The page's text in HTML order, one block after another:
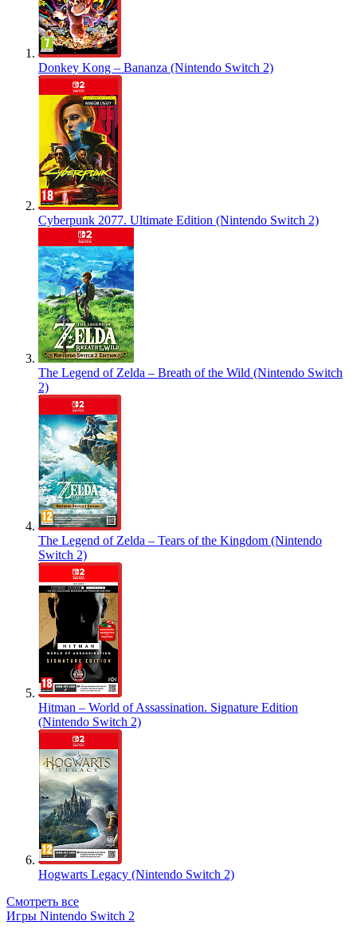
Donkey Kong – Bananza (Nintendo Switch 2)
Cyberpunk 2077. Ultimate Edition (Nintendo Switch 2)
The Legend of Zelda – Breath of the Wild (Nintendo Switch
2)
The Legend of Zelda – Tears of the Kingdom (Nintendo
Switch 2)
Hitman – World of Assassination. Signature Edition
(Nintendo Switch 2)
Hogwarts Legacy (Nintendo Switch 2)
Смотреть все
Игры Nintendo Switch 2